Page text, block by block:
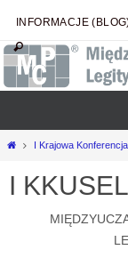
treści
INFORMACJE
StronaI Krajowa
I